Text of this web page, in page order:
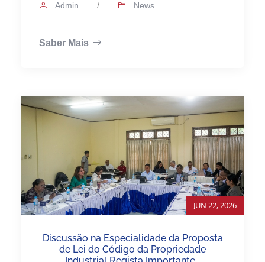
Admin / News
Saber Mais
JUN 22, 2026
Discussão na Especialidade da Proposta
de Lei do Código da Propriedade